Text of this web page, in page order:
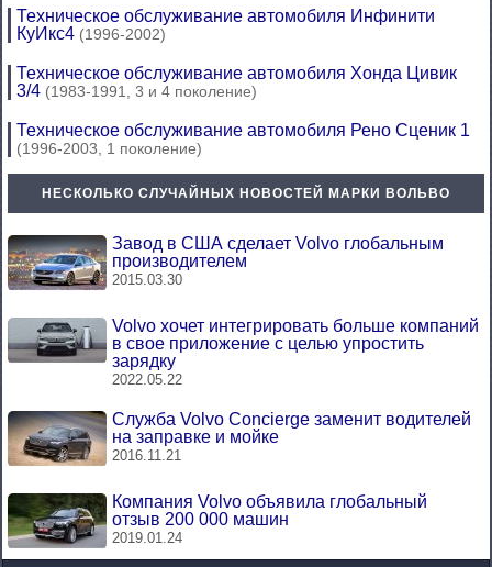
Техническое обслуживание автомобиля Инфинити
КуИкс4 (1996-2002)
Техническое обслуживание автомобиля Хонда Цивик
3/4 (1983-1991, 3 и 4 поколение)
Техническое обслуживание автомобиля Рено Сценик 1
(1996-2003, 1 поколение)
НЕСКОЛЬКО СЛУЧАЙНЫХ НОВОСТЕЙ МАРКИ ВОЛЬВО
Завод в США сделает Volvo глобальным
производителем
2015.03.30
Volvo хочет интегрировать больше компаний
в свое приложение с целью упростить
зарядку
2022.05.22
Служба Volvo Concierge заменит водителей
на заправке и мойке
2016.11.21
Компания Volvo объявила глобальный
отзыв 200 000 машин
2019.01.24